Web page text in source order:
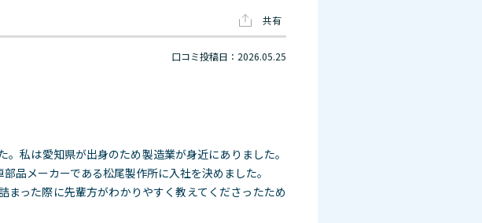
共有
口コミ投稿日：2026.05.25
私は愛知県が出身のため製造業が身近にありました。
品メーカーである松尾製作所に入社を決めました。
まった際に先輩方がわかりやすく教えてくださったため